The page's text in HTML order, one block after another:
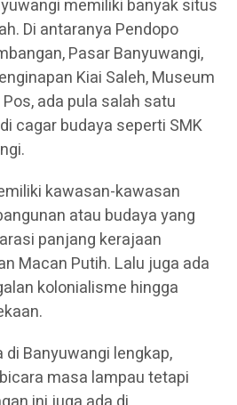
memiliki banyak situs
Di antaranya Pendopo
Pasar Banyuwangi,
Kiai Saleh, Museum
ada pula salah satu
cagar budaya seperti SMK
kawasan-kawasan
atau budaya yang
panjang kerajaan
Macan Putih. Lalu juga ada
kolonialisme hingga
di Banyuwangi lengkap,
masa lampau tetapi